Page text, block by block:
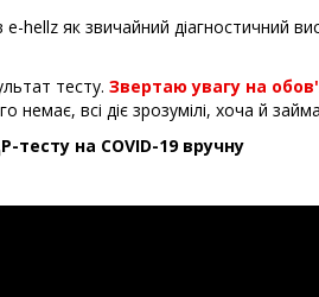
як звичайний діагностичний
тесту. Звертаю увагу на
немає, всі діє зрозумілі, хоча й
тесту на COVID-19 вручну